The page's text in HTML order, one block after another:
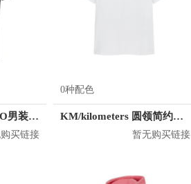
adidas TMAC LOGO男装篮球运动短袖T恤 GE4108 GE4109
买链接
0种配色
KM/kilometers 圆领简约短袖T恤 M2X2108073
暂无购买链接